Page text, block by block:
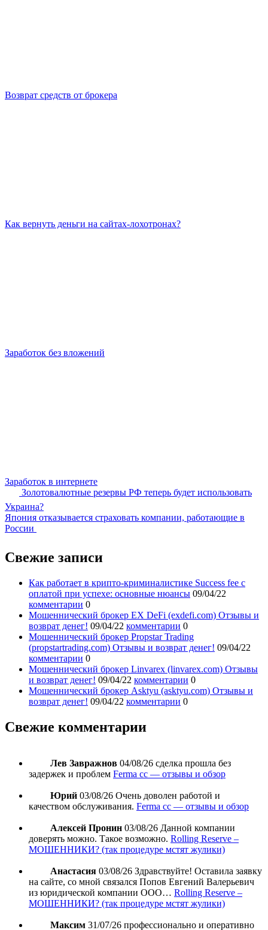
Возврат средств от брокера
Как вернуть деньги на сайтах-лохотронах?
Заработок без вложений
Заработок в интернете
Золотовалютные резервы РФ теперь будет использовать
Украина?
Япония отказывается страховать компании, работающие в
России
Свежие записи
Как работает в крипто-криминалистике Success fee с
оплатой при успехе: основные нюансы 09/04/22
комментарии 0
Мошеннический брокер EX DeFi (exdefi.com) Отзывы и
возврат денег! 09/04/22 комментарии 0
Мошеннический брокер Propstar Trading
(propstartrading.com) Отзывы и возврат денег! 09/04/22
комментарии 0
Мошеннический брокер Linvarex (linvarex.com) Отзывы
и возврат денег! 09/04/22 комментарии 0
Мошеннический брокер Asktyu (asktyu.com) Отзывы и
возврат денег! 09/04/22 комментарии 0
Свежие комментарии
Лев Завражнов 04/08/26 сделка прошла без
задержек и проблем Ferma cc — отзывы и обзор
Юрий 03/08/26 Очень доволен работой и
качеством обслуживания. Ferma cc — отзывы и обзор
Алексей Пронин 03/08/26 Данной компании
доверять можно. Такое возможно. Rolling Reserve –
МОШЕННИКИ? (так процедуре мстят жулики)
Анастасия 03/08/26 Здравствуйте! Оставила заявку
на сайте, со мной связался Попов Евгений Валерьевич
из юридической компании ООО… Rolling Reserve –
МОШЕННИКИ? (так процедуре мстят жулики)
Максим 31/07/26 профессионально и оперативно